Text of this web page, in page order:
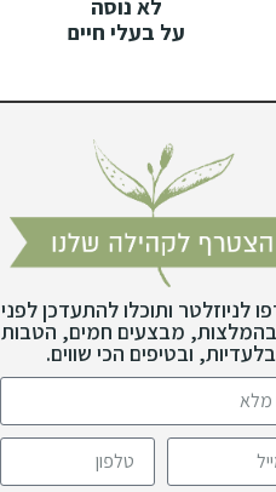
לא נוסה
על בעלי חיים
לניוזלטר ותוכלו להתעדכן לפני
בהמלצות, מבצעים חמים, הטבות
בלעדיות, ובטיפים הכי שווים.